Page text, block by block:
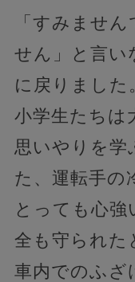
「すみませ
せん」と言い
に戻りました
小学生たちは
思いやりを学
た、運転手の
とっても心
全も守られた
車内でのふざ